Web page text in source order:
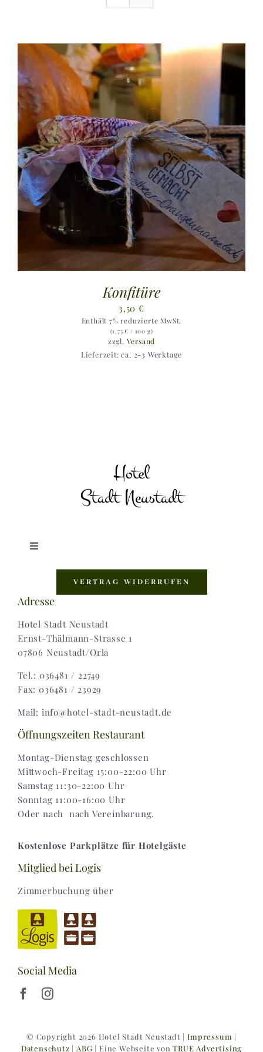
Anfahrt + Kontakt
Konfitüre
3,50€
Enthält 7% reduzierte MwSt.
(1,75€ / 100 g)
zzgl. Versand
Lieferzeit: ca. 2-3 Werktage
Toggle
Zahlungsweisen |
Widerruf |
Versand & Lieferung
VERTRAG WIDERRUFEN
Adresse
Hotel Stadt Neustadt
Ernst-Thälmann-Strasse 1
07806 Neustadt/Orla
Tel.: 036481 / 22749
Fax: 036481 / 23929
Mail: info@hotel-stadt-neustadt.de
Öffnungszeiten Restaurant
Montag-Dienstag geschlossen
Mittwoch-Freitag 15:00-22:00 Uhr
Samstag 11:30-22:00 Uhr
Sonntag 11:00-16:00 Uhr
Oder nach nach Vereinbarung.
Kostenlose Parkplätze für Hotelgäste
Mitglied bei Logis
Zimmerbuchung über
Social Media
© Copyright 2026 Hotel Stadt Neustadt |Impressum |
Datenschutz |ABG | Eine Webseite vonTRUE Advertising